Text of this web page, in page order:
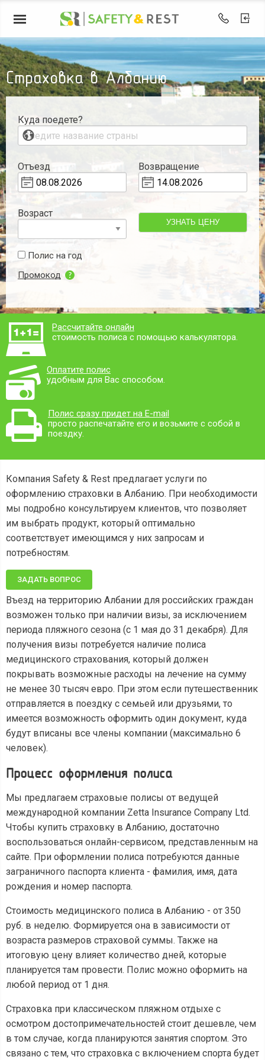
Страховка в Албанию
Куда поедете?
Отъезд Возвращение
Возраст
УЗНАТЬ ЦЕНУ
Полис на год
Промокод
Рассчитайте онлайн
стоимость полиса с помощью калькулятора.
Оплатите полис
удобным для Вас способом.
Полис сразу придет на E-mail
просто распечатайте его и возьмите с собой в
поездку.
Компания Safety & Rest предлагает услуги по
оформлению страховки в Албанию. При необходимости
мы подробно консультируем клиентов, что позволяет
им выбрать продукт, который оптимально
соответствует имеющимся у них запросам и
потребностям.
ЗАДАТЬ ВОПРОС
Въезд на территорию Албании для российских граждан
возможен только при наличии визы, за исключением
периода пляжного сезона (с 1 мая до 31 декабря). Для
получения визы потребуется наличие полиса
медицинского страхования, который должен
покрывать возможные расходы на лечение на сумму
не менее 30 тысяч евро. При этом если путешественник
отправляется в поездку с семьей или друзьями, то
имеется возможность оформить один документ, куда
будут вписаны все члены компании (максимально 6
человек).
Процесс оформления полиса
Мы предлагаем страховые полисы от ведущей
международной компании Zetta Insurance Company Ltd.
Чтобы купить страховку в Албанию, достаточно
воспользоваться онлайн-сервисом, представленным на
сайте. При оформлении полиса потребуются данные
заграничного паспорта клиента - фамилия, имя, дата
рождения и номер паспорта.
Стоимость медицинского полиса в Албанию - от 350
руб. в неделю. Формируется она в зависимости от
возраста размеров страховой суммы. Также на
итоговую цену влияет количество дней, которые
планируется там провести. Полис можно оформить на
любой период от 1 дня.
Страховка при классическом пляжном отдыхе с
осмотром достопримечательностей стоит дешевле, чем
в том случае, когда планируются занятия спортом. Это
связано с тем, что страховка с включением спорта будет